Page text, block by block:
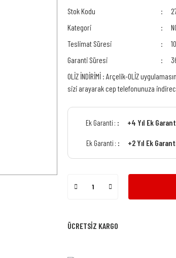
Stok Kodu
Kategori
Teslimat Süresi
Garanti Süresi
OLİZ İNDİRİMİ : Arçelik-OLİZ
sizi arayarak cep telefonunuza
Ek Garanti : +4 Yıl Ek
Ek Garanti : +2 Yıl Ek
ÜCRETSİZ KARGO